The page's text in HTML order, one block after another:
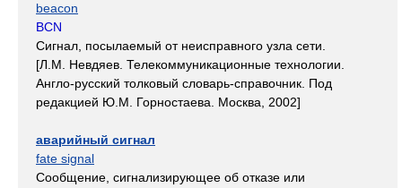
beacon
BCN
Сигнал, посылаемый от неисправного узла сети.
[Л.М. Невдяев. Телекоммуникационные технологии.
Англо-русский толковый словарь-справочник. Под
редакцией Ю.М. Горностаева. Москва, 2002]
аварийный сигнал
fate signal
Сообщение, сигнализирующее об отказе или